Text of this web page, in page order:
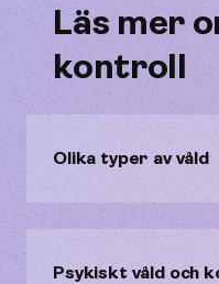
Läs mer
kontroll
Olika typer av våld
Psykiskt våld och